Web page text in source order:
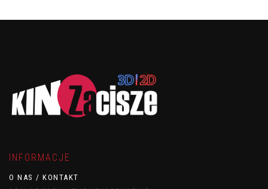
INFORMACJE
O NAS / KONTAKT